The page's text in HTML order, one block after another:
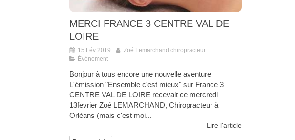
MERCI FRANCE 3 CENTRE VAL DE
LOIRE
15 Fév 2019
Zoé Lemarchand chiropracteur
Événement
Bonjour à tous encore une nouvelle aventure
L'émission "Ensemble c'est mieux" sur France 3
CENTRE VAL DE LOIRE recevait ce mercredi
13fevrier Zoé LEMARCHAND, Chiropracteur à
Orléans (mais c'est moi...
Lire l'article